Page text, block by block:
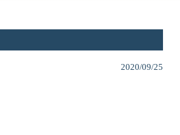
2020/09/25